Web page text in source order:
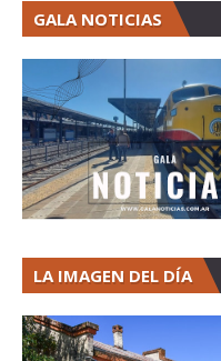
GALA NOTICIAS
LA IMAGEN DEL DÍA